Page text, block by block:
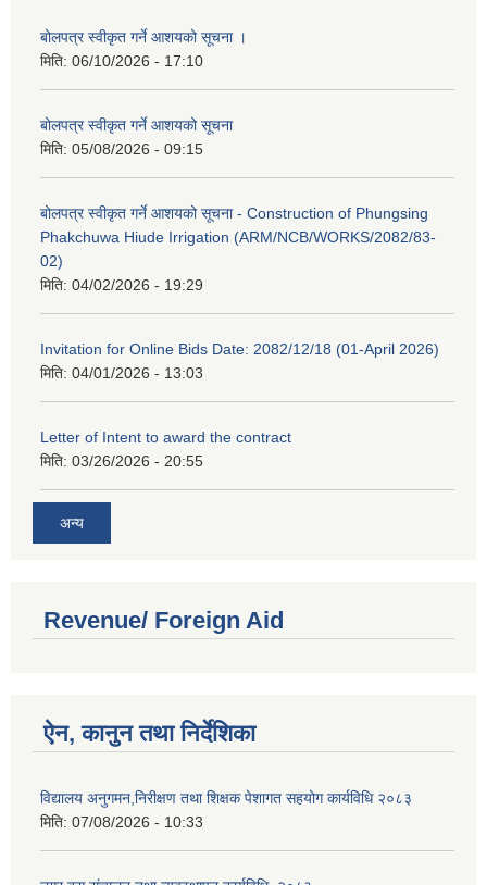
बोलपत्र स्वीकृत गर्ने आशयको सूचना ।
मिति: 06/10/2026 - 17:10
बोलपत्र स्वीकृत गर्ने आशयको सूचना
मिति: 05/08/2026 - 09:15
बोलपत्र स्वीकृत गर्ने आशयको सूचना - Construction of Phungsing
Phakchuwa Hiude Irrigation (ARM/NCB/WORKS/2082/83-
02)
मिति: 04/02/2026 - 19:29
Invitation for Online Bids Date: 2082/12/18 (01-April 2026)
मिति: 04/01/2026 - 13:03
Letter of Intent to award the contract
मिति: 03/26/2026 - 20:55
अन्य
Revenue/ Foreign Aid
ऐन, कानुन तथा निर्देशिका
विद्यालय अनुगमन,निरीक्षण तथा शिक्षक पेशागत सहयोग कार्यविधि २०८३
मिति: 07/08/2026 - 10:33